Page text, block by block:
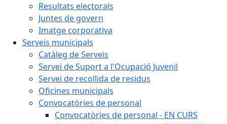
Resultats electorals
Juntes de govern
Imatge corporativa
Serveis municipals
Catàleg de Serveis
Servei de Suport a l'Ocupació Juvenil
Servei de recollida de residus
Oficines municipals
Convocatòries de personal
Convocatòries de personal - EN CURS